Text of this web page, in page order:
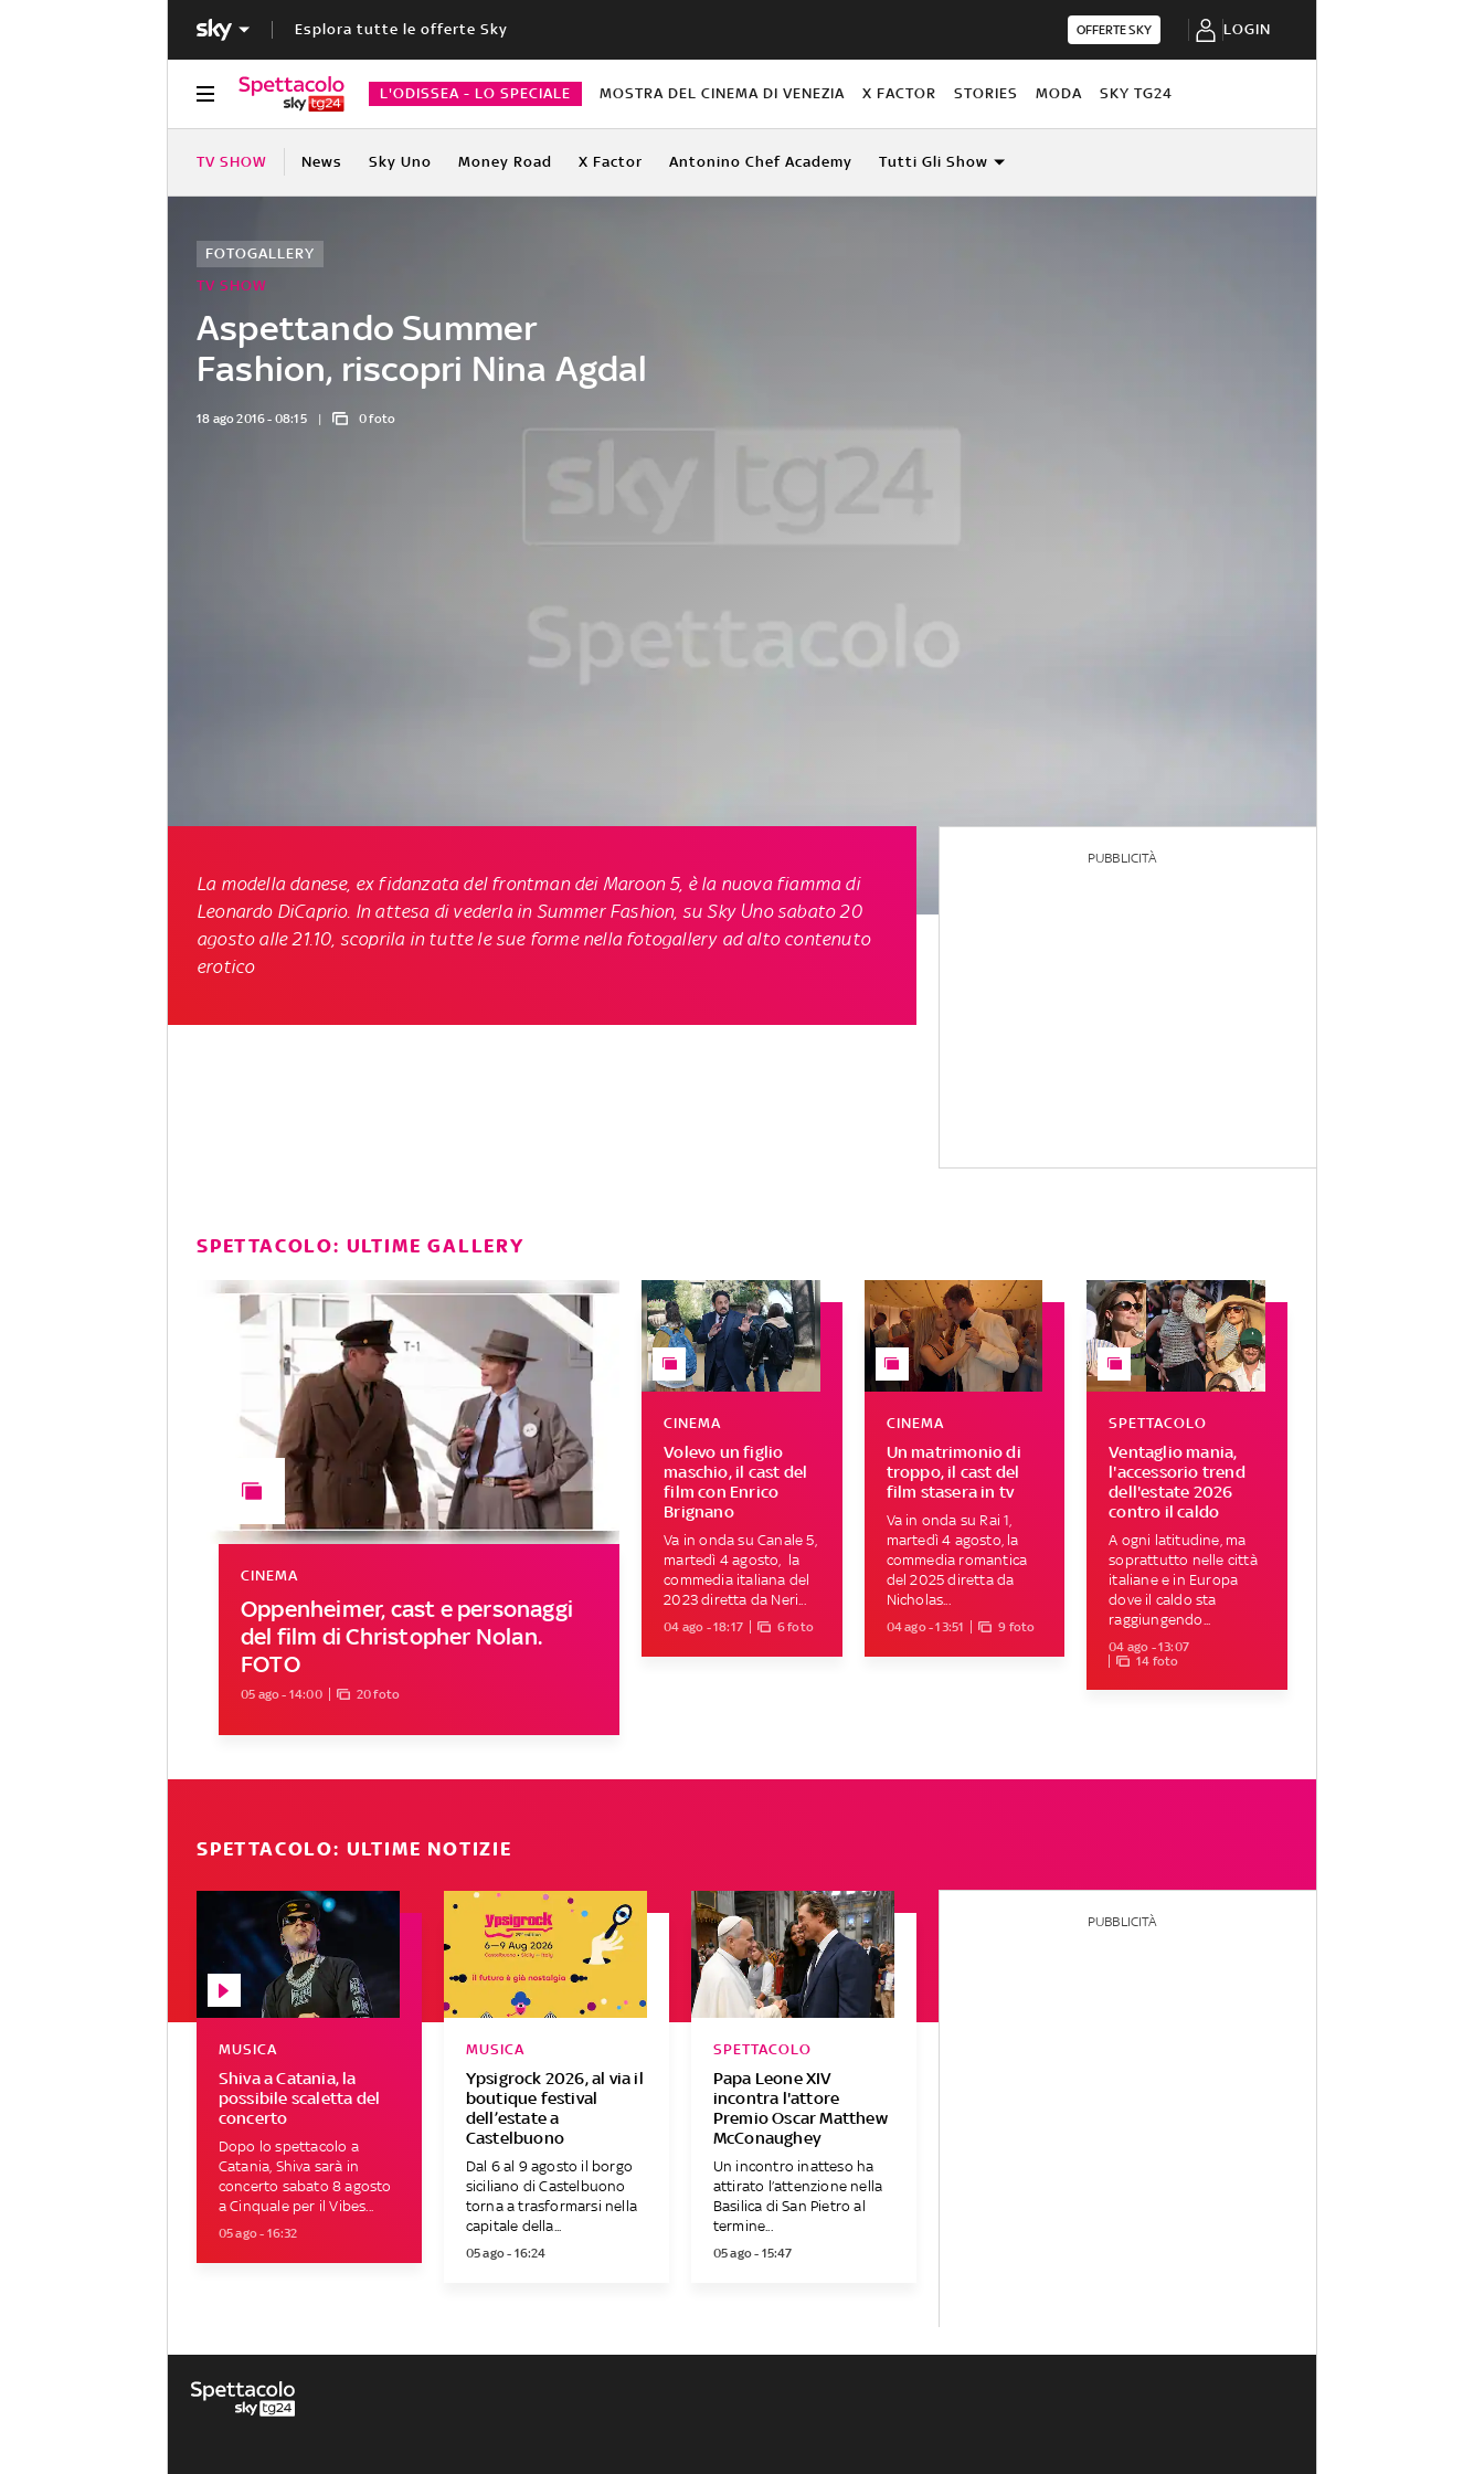
Esplora tutte le offerte Sky OFFERTE SKY LOGIN
L'ODISSEA - LO SPECIALE MOSTRA DEL CINEMA DI VENEZIA X FACTOR STORIES MODA SKY TG24
TV SHOW News Sky Uno Money Road X Factor Antonino Chef Academy Tutti Gli Show
Aspettando Summer
Fashion, riscopri Nina Agdal
TV SHOW
FOTOGALLERY
18 ago 2016 - 08:15 0 foto
La modella danese, ex fidanzata del frontman dei Maroon 5, è la nuova fiamma di
Leonardo DiCaprio. In attesa di vederla in Summer Fashion, su Sky Uno sabato 20
agosto alle 21.10 , scoprila in tutte le sue forme nella fotogallery ad alto contenuto
erotico
PUBBLICITÀ
SPETTACOLO: ULTIME GALLERY
Oppenheimer, cast e personaggi
del film di Christopher Nolan.
FOTO
CINEMA
05 ago - 14:00 20 foto
Volevo un figlio
maschio, il cast del
film con Enrico
Brignano
CINEMA
Va in onda su Canale 5,
martedì 4 agosto, la
commedia italiana del
2023 diretta da Neri...
04 ago - 18:17 6 foto
Un matrimonio di
troppo, il cast del
film stasera in tv
CINEMA
Va in onda su Rai 1,
martedì 4 agosto, la
commedia romantica
del 2025 diretta da
Nicholas...
04 ago - 13:51 9 foto
Ventaglio mania,
l'accessorio trend
dell'estate 2026
contro il caldo
SPETTACOLO
A ogni latitudine, ma
soprattutto nelle città
italiane e in Europa
dove il caldo sta
raggiungendo...
04 ago - 13:07
14 foto
SPETTACOLO: ULTIME NOTIZIE
Shiva a Catania, la
possibile scaletta del
concerto
MUSICA
Dopo lo spettacolo a
Catania, Shiva sarà in
concerto sabato 8 agosto
a Cinquale per il Vibes...
05 ago - 16:32
Ypsigrock 2026, al via il
boutique festival
dell’estate a
Castelbuono
MUSICA
Dal 6 al 9 agosto il borgo
siciliano di Castelbuono
torna a trasformarsi nella
capitale della...
05 ago - 16:24
Papa Leone XIV
incontra l'attore
Premio Oscar Matthew
McConaughey
SPETTACOLO
Un incontro inatteso ha
attirato l’attenzione nella
Basilica di San Pietro al
termine...
05 ago - 15:47
PUBBLICITÀ